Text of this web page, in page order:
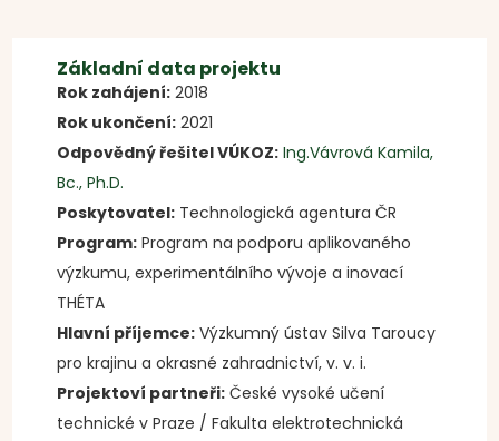
Základní data projektu
Rok zahájení: 2018
Rok ukončení: 2021
Odpovědný řešitel VÚKOZ: Ing.Vávrová Kamila,
Bc., Ph.D.
Poskytovatel: Technologická agentura ČR
Program: Program na podporu aplikovaného
výzkumu, experimentálního vývoje a inovací
THÉTA
Hlavní příjemce: Výzkumný ústav Silva Taroucy
pro krajinu a okrasné zahradnictví, v. v. i.
Projektoví partneři: České vysoké učení
technické v Praze / Fakulta elektrotechnická